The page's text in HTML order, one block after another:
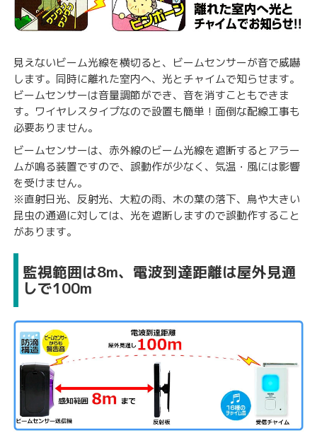
見えないビーム光線を横切ると、ビームセンサーが音で威嚇
します。同時に離れた室内へ、光とチャイムで知らせます。
ビームセンサーは音量調節ができ、音を消すこともできま
す。ワイヤレスタイプなので設置も簡単！面倒な配線工事も
必要ありません。
ビームセンサーは、赤外線のビーム光線を遮断するとアラー
ムが鳴る装置ですので、誤動作が少なく、気温・風には影響
を受けません。
※直射日光、反射光、大粒の雨、木の葉の落下、鳥や大きい
昆虫の通過に対しては、光を遮断しますので誤動作すること
があります。
監視範囲は8m、電波到達距離は屋外見通
しで100m